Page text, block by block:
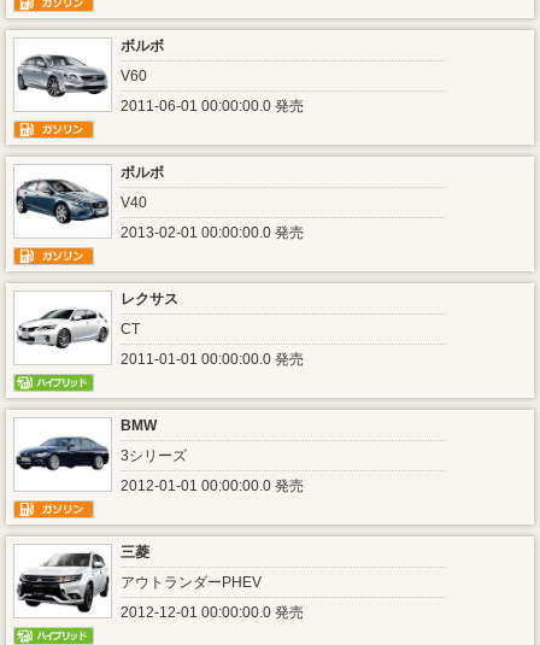
ボルボ
V60
2011-06-01 00:00:00.0 発売
ボルボ
V40
2013-02-01 00:00:00.0 発売
レクサス
CT
2011-01-01 00:00:00.0 発売
BMW
3シリーズ
2012-01-01 00:00:00.0 発売
三菱
アウトランダーPHEV
2012-12-01 00:00:00.0 発売